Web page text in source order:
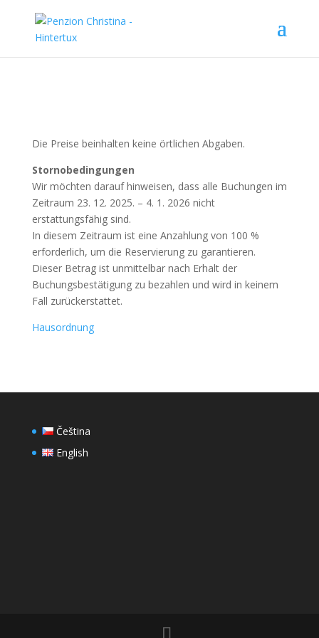
Die Preise beinhalten keine örtlichen Abgaben.
Stornobedingungen
Wir möchten darauf hinweisen, dass alle Buchungen im
Zeitraum 23. 12. 2025. – 4. 1. 2026 nicht
erstattungsfähig sind.
In diesem Zeitraum ist eine Anzahlung von 100 %
erforderlich, um die Reservierung zu garantieren.
Dieser Betrag ist unmittelbar nach Erhalt der
Buchungsbestätigung zu bezahlen und wird in keinem
Fall zurückerstattet.
Hausordnung
Čeština
English